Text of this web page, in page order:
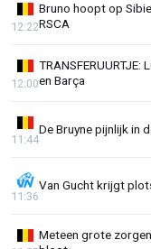
Bruno hoopt op
RSCA
12:22
en Barça
12:00
De Bruyne pijnlijk in
11:44
Van Gucht krijgt
11:36
Meteen grote